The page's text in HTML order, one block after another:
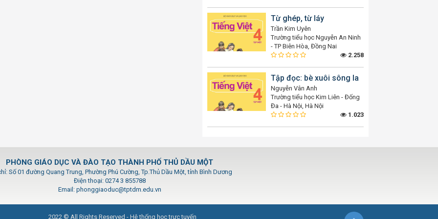
Từ ghép, từ láy
Trần Kim Uyên
Trường tiểu học Nguyễn An Ninh
- TP Biên Hòa, Đồng Nai
2.258
Tập đọc: bè xuôi sông la
Nguyễn Vân Anh
Trường tiểu học Kim Liên - Đống
Đa - Hà Nội, Hà Nội
1.023
PHÒNG GIÁO DỤC VÀ ĐÀO TẠO THÀNH PHỐ THỦ DẦU MỘT
Số 01 đường Quang Trung, Phường Phú Cường, Tp.Thủ Dầu Một, tỉnh Bình Dương
Điện thoại: 0274 3 855788
Email: phonggiaoduc@tptdm.edu.vn
2022 © All Rights Reserved - Hệ thống học trực tuyến